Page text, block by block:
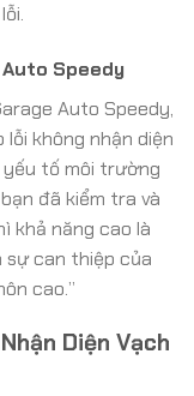
Speedy
Auto Speedy,
không nhận diện
tố môi trường
đã kiểm tra và
khả năng cao là
can thiệp của
cao.”
Diện Vạch